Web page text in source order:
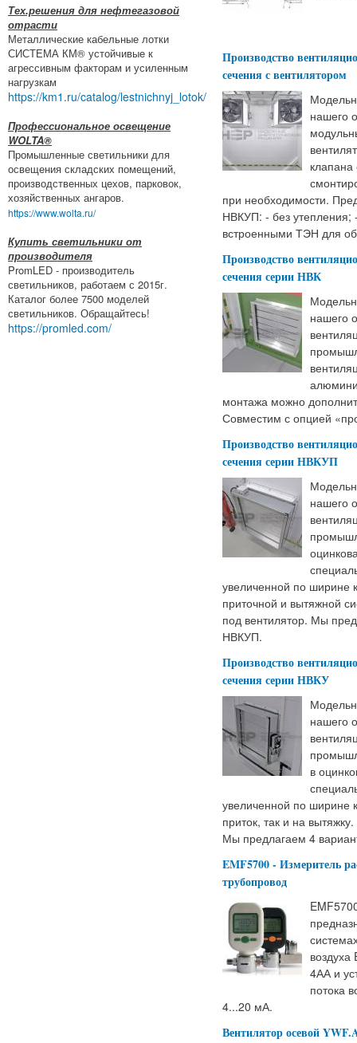
Тех.решения для нефтегазовой
отрасти
Металлические кабельные лотки
СИСТЕМА КМ® устойчивые к
агрессивным факторам и усиленным
нагрузкам
https://km1.ru/catalog/lestnichnyj_lotok/
Профессиональное освещение
WOLTA®
Промышленные светильники для
освещения складских помещений,
производственных цехов, парковок,
хозяйственных ангаров.
https://www.wolta.ru/
Купить светильники от
производителя
PromLED - производитель
светильников, работаем с 2015г.
Каталог более 7500 моделей
светильников. Обращайтесь!
https://promled.com/
Производство
сечения с вентилятором
нашего
при необходимости.
НВКУП: - без утепления;
встроенными ТЭН для
Производство
сечения серии НВК
нашего
монтажа можно
Совместим с опцией
Производство
сечения серии НВКУП
нашего
увеличенной по ширине
приточной и вытяжной
под вентилятор. Мы
НВКУП.
Производство
сечения серии НВКУ
нашего
в
увеличенной по ширине
приток, так и на
Мы предлагаем 4
EMF5700 - Измеритель
трубопровод
4АА и
потока
4...20 мА.
Вентилятор осевой